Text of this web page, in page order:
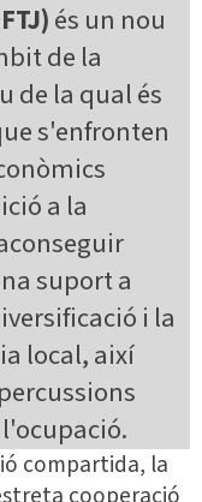
és un nou
de la
de la qual és
s'enfronten
a la
suport a
i la
local, així
compartida, la